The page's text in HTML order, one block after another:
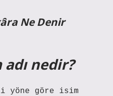
Ne Denir
adı nedir?
yöne göre isim